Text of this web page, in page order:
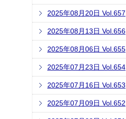
2025年08月20日 Vol.657
2025年08月13日 Vol.656
2025年08月06日 Vol.655
2025年07月23日 Vol.654
2025年07月16日 Vol.653
2025年07月09日 Vol.652